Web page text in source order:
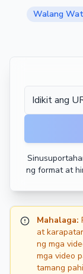
Walang
ng format at
Mahalaga:
at
ng mga
mga video
tamang